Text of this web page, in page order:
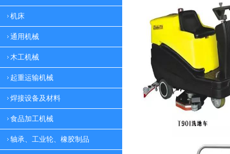
机床
通用机械
木工机械
起重运输机械
焊接设备及材料
食品加工机械
轴承、工业轮、橡胶制品